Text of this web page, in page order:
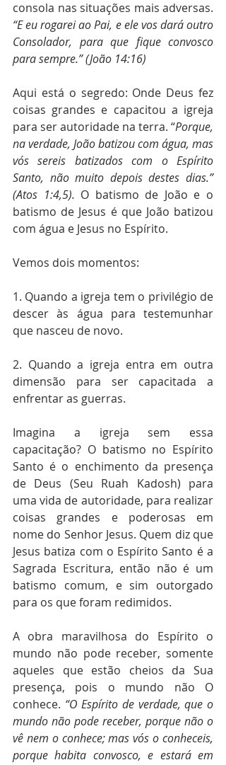
“E eu rogarei ao Pai, e ele vos dará outro
Consolador, para que fique convosco
para sempre.” (João 14:16)
Aqui está o segredo: Onde Deus fez
coisas grandes e capacitou a igreja
para ser autoridade na terra. “Porque,
na verdade, João batizou com água, mas
vós sereis batizados com o Espírito
Santo, não muito depois destes dias.”
(Atos 1:4,5). O batismo de João e o
batismo de Jesus é que João batizou
com água e Jesus no Espírito.
Vemos dois momentos:
1. Quando a igreja tem o privilégio de
descer às água para testemunhar
que nasceu de novo.
2. Quando a igreja entra em outra
dimensão para ser capacitada a
enfrentar as guerras.
Imagina a igreja sem essa
capacitação? O batismo no Espírito
Santo é o enchimento da presença
de Deus (Seu Ruah Kadosh) para
uma vida de autoridade, para realizar
coisas grandes e poderosas em
nome do Senhor Jesus. Quem diz que
Jesus batiza com o Espírito Santo é a
Sagrada Escritura, então não é um
batismo comum, e sim outorgado
para os que foram redimidos.
A obra maravilhosa do Espírito o
mundo não pode receber, somente
aqueles que estão cheios da Sua
presença, pois o mundo não O
conhece. “O Espírito de verdade, que o
mundo não pode receber, porque não o
vê nem o conhece; mas vós o conheceis,
porque habita convosco, e estará em